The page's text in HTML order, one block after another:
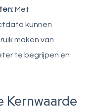
Met
kunnen
maken van
te begrijpen en
Kernwaarde